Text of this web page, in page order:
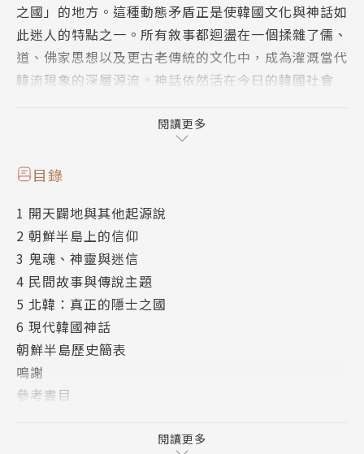
之國」的地方。這種動態矛盾正是使韓國文化與神話如
此迷人的特點之一。所有敘事都迴盪在一個揉雜了儒、
道、佛家思想以及更古老傳統的文化中，成為灌溉當代
韓流現象的深層源流。神話依然活在今日的韓國社會
本書從朝鮮半島獨有的創世神話為始，透過對《創世
歌》、《天地王本解》以及巨人麻姑婆婆等神話文本的
動植物與民間傳說，如被認為韓國象徵的老虎、調皮愛
捉弄人類的鬼怪……完整呈現朝鮮民族豐富又多彩的精
神世界
朝鮮半島動盪的歷史，為這塊土地的人們帶來多元的信
仰，本就豐富的民間故事，更增添了一分趣味。隨著共
同警備區將朝鮮半島一分為二，兩國各自走上不同命
運，「神話」的意義也被重新詮釋，不只說明了北韓金
氏家族為鞏固政權而創造的神話，也包含南韓在文學、
我們能在無數作品中，看見朝鮮半島悠遠綿長卻又多元
閱讀更多
目錄
1 開天闢地與其他起源說
2 朝鮮半島上的信仰
3 鬼魂、神靈與迷信
4 民間故事與傳說主題
5 北韓：真正的隱士之國
6 現代韓國神話
朝鮮半島歷史簡表
鳴謝
參考書目
閱讀更多